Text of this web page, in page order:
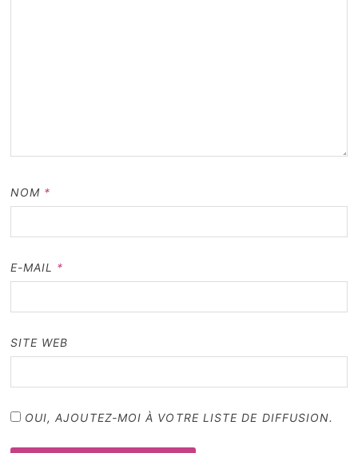
NOM *
E-MAIL *
SITE WEB
OUI, AJOUTEZ-MOI À VOTRE LISTE DE DIFFUSION.